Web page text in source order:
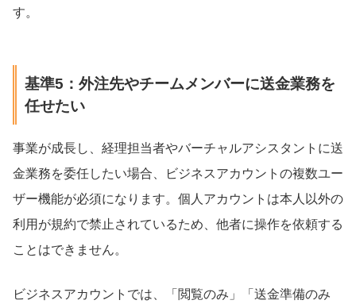
す。
基準5：外注先やチームメンバーに送金業務を
任せたい
事業が成長し、経理担当者やバーチャルアシスタントに送
金業務を委任したい場合、ビジネスアカウントの複数ユー
ザー機能が必須になります。個人アカウントは本人以外の
利用が規約で禁止されているため、他者に操作を依頼する
ことはできません。
ビジネスアカウントでは、「閲覧のみ」「送金準備のみ